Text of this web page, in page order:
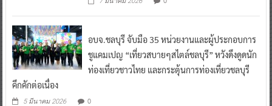
อบจ.ชลบุรี จับมือ 35 หน่วยงานและผู้ประกอบการ
ชูแคมเปญ “เที่ยวสบายๆสไตล์ชลบุรี” หวังดึงดูดนัก
ท่องเที่ยวชาวไทย และกระตุ้นการท่องเที่ยวชลบุรี
คึกคักต่อเนื่อง
5 มีนาคม 2026 0